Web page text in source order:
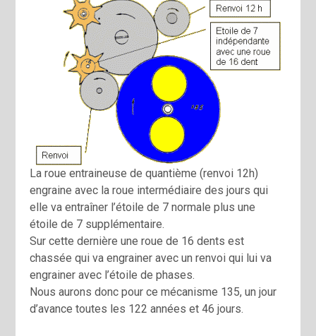
La roue entraineuse de quantième (renvoi 12h)
engraine avec la roue intermédiaire des jours qui
elle va entraîner l’étoile de 7 normale plus une
étoile de 7 supplémentaire.
Sur cette dernière une roue de 16 dents est
chassée qui va engrainer avec un renvoi qui lui va
engrainer avec l’étoile de phases.
Nous aurons donc pour ce mécanisme 135, un jour
d’avance toutes les 122 années et 46 jours.